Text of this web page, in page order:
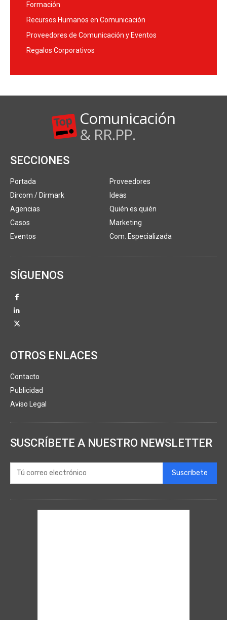
Formación
Recursos Humanos en Comunicación
Proveedores de Comunicación y Eventos
Regalos Corporativos
Comunicación
& RR.PP.
SECCIONES
Portada
Dircom / Dirmark
Agencias
Casos
Eventos
Proveedores
Ideas
Quién es quién
Marketing
Com. Especializada
SÍGUENOS
OTROS ENLACES
Contacto
Publicidad
Aviso Legal
SUSCRÍBETE A NUESTRO NEWSLETTER
Suscríbete